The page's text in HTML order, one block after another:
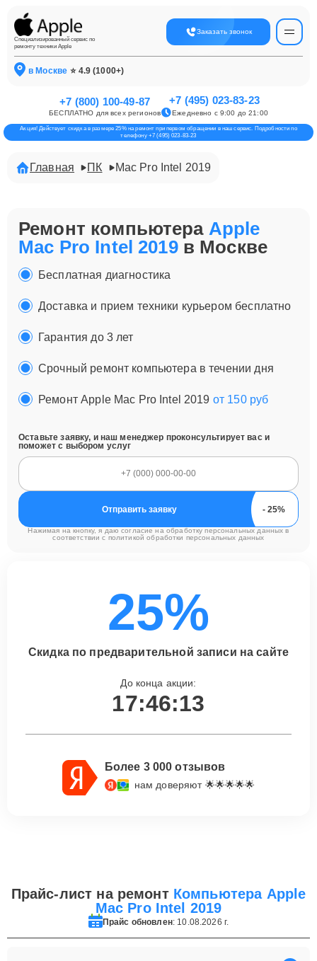
Специализированный сервис по
ремонту техники Apple
Заказать звонок
в Москве ⭐ 4.9 (1000+)
+7 (800) 100-49-87
БЕСПЛАТНО для всех регионов
+7 (495) 023-83-23
Ежедневно с 9:00 до 21:00
Акция! Действует скидка в размере 25% на ремонт при первом обращении в наш сервис. Подробности по
телефону +7 (495) 023-83-23
Главная ПК Mac Pro Intel 2019
Ремонт компьютера Apple
Mac Pro Intel 2019в Москве
Бесплатная диагностика
Доставка и прием техники курьером бесплатно
Гарантия до 3 лет
Срочный ремонт компьютера в течении дня
Ремонт Apple Mac Pro Intel 2019 от 150 руб
Оставьте заявку, и наш менеджер проконсультирует вас и
поможет с выбором услуг
Отправить заявку
Нажимая на кнопку, я даю согласие на обработку персональных данных в
соответствии с политикой обработки персональных данных
25%
Скидка по предварительной записи на сайте
До конца акции:
17:46:13
Более 3 000 отзывов
нам доверяют 🌟🌟🌟🌟🌟
Прайс-лист на ремонт Компьютера Apple
Mac Pro Intel 2019
Прайс обновлен: 10.08.2026 г.